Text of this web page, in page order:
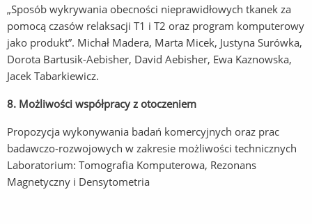
„Sposób wykrywania obecności nieprawidłowych tkanek za
pomocą czasów relaksacji T1 i T2 oraz program komputerowy
jako produkt”. Michał Madera, Marta Micek, Justyna Surówka,
Dorota Bartusik-Aebisher, David Aebisher, Ewa Kaznowska,
Jacek Tabarkiewicz.
8. Możliwości współpracy z otoczeniem
Propozycja wykonywania badań komercyjnych oraz prac
badawczo-rozwojowych w zakresie możliwości technicznych
Laboratorium: Tomografia Komputerowa, Rezonans
Magnetyczny i Densytometria